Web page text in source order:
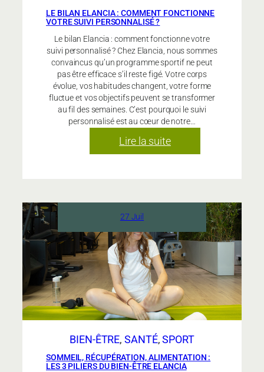
LE BILAN ELANCIA : COMMENT FONCTIONNE
VOTRE SUIVI PERSONNALISÉ ?
Le bilan Elancia : comment fonctionne votre
suivi personnalisé ? Chez Elancia, nous sommes
convaincus qu’un programme sportif ne peut
pas être efficace s’il reste figé. Votre corps
évolue, vos habitudes changent, votre forme
fluctue et vos objectifs peuvent se transformer
au fil des semaines. C’est pourquoi le suivi
personnalisé est au cœur de notre…
Lire la suite:
Le
comment
fonctionne
votre
suivi
personnalisé
?
27 Juil
BIEN-ÊTRE, SANTÉ, SPORT
SOMMEIL, RÉCUPÉRATION, ALIMENTATION :
LES 3 PILIERS DU BIEN-ÊTRE ELANCIA